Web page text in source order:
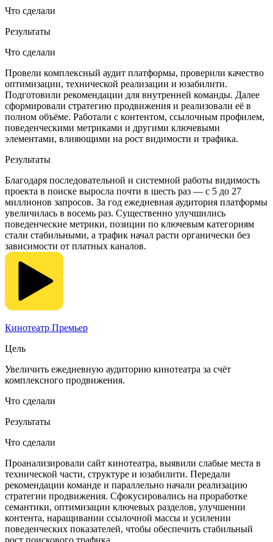
Что сделали
Результаты
Что сделали
Провели комплексный аудит платформы, проверили качество
оптимизации, технической реализации и юзабилити.
Подготовили рекомендации для внутренней команды. Далее
сформировали стратегию продвижения и реализовали её в
полном объёме. Работали с контентом, ссылочным профилем,
поведенческими метриками и другими ключевыми
элементами, влияющими на рост видимости и трафика.
Результаты
Благодаря последовательной и системной работы видимость
проекта в поиске выросла почти в шесть раз — с 5 до 27
миллионов запросов. За год ежедневная аудитория платформы
увеличилась в восемь раз. Существенно улучшились
поведенческие метрики, позиции по ключевым категориям
стали стабильными, а трафик начал расти органически без
зависимости от платных каналов.
Кинотеатр Премьер
Цель
Увеличить ежедневную аудиторию кинотеатра за счёт
комплексного продвижения.
Что сделали
Результаты
Что сделали
Проанализировали сайт кинотеатра, выявили слабые места в
технической части, структуре и юзабилити. Передали
рекомендации команде и параллельно начали реализацию
стратегии продвижения. Сфокусировались на проработке
семантики, оптимизации ключевых разделов, улучшении
контента, наращивании ссылочной массы и усилении
поведенческих показателей, чтобы обеспечить стабильный
рост поискового трафика.